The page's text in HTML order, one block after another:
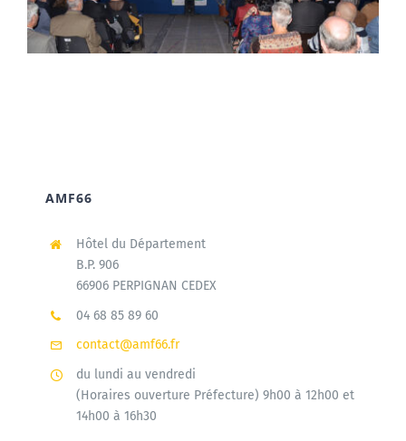
AMF66
Hôtel du Département
B.P. 906
66906 PERPIGNAN CEDEX
04 68 85 89 60
contact@amf66.fr
du lundi au vendredi
(Horaires ouverture Préfecture) 9h00 à 12h00 et
14h00 à 16h30